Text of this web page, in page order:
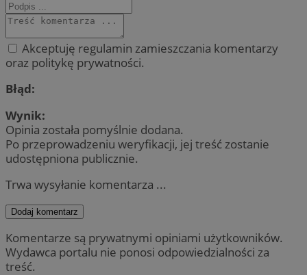
Akceptuję regulamin zamieszczania komentarzy
oraz politykę prywatności.
Błąd:
Wynik:
Opinia została pomyślnie dodana.
Po przeprowadzeniu weryfikacji, jej treść zostanie
udostępniona publicznie.
Trwa wysyłanie komentarza ...
Dodaj komentarz
Komentarze są prywatnymi opiniami użytkowników.
Wydawca portalu nie ponosi odpowiedzialności za
treść.